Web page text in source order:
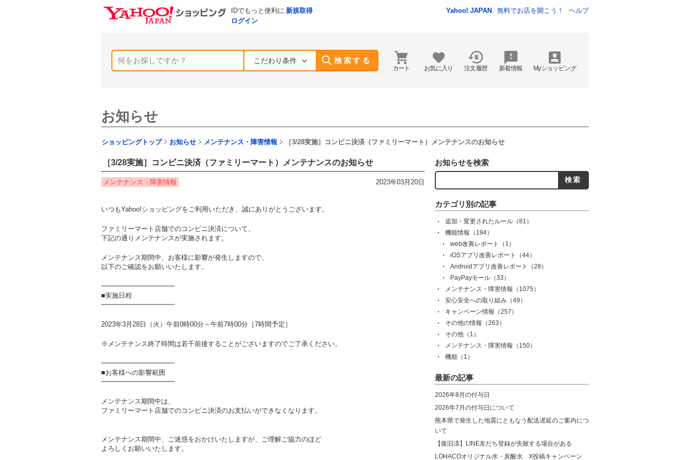
IDでもっと便利に 新規取得 Yahoo! JAPAN 無料でお店を開こう！
ヘルプ
ログイン
こだわり条件 検索する
カート お気に入り 注文履歴 新着情報 Myショッピング
お知らせ
ショッピングトップ お知らせ メンテナンス・障害情報 ［3/28実施］コンビニ決済（ファミリーマート）メンテナンスのお知らせ
［3/28実施］コンビニ決済（ファミリーマート）メンテナンスのお知らせ
メンテナンス・障害情報 2023年03月20日
いつもYahoo!ショッピングをご利用いただき、誠にありがとうございます。
ファミリーマート店舗でのコンビニ決済について、
下記の通りメンテナンスが実施されます。
メンテナンス期間中、お客様に影響が発生しますので、
以下のご確認をお願いいたします。
━━━━━━━━━━━
■実施日程
━━━━━━━━━━━
2023年3月28日（火）午前0時00分～午前7時00分［7時間予定］
※メンテナンス終了時間は若干前後することがございますのでご了承ください。
━━━━━━━━━━━
■お客様への影響範囲
━━━━━━━━━━━
メンテナンス期間中は、
ファミリーマート店舗でのコンビニ決済のお支払いができなくなります。
メンテナンス期間中、ご迷惑をおかけいたしますが、ご理解ご協力のほど
よろしくお願いいたします。
お知らせを検索
カテゴリ別の記事
追加・変更されたルール （81）
機能情報 （194）
web改善レポート
（1）
iOSアプリ改善レポート
（44）
Androidアプリ改善レポート
（28）
PayPayモール （33）
メンテナンス・障害情報 （1075）
安心安全への取り組み （49）
キャンペーン情報 （257）
その他の情報 （263）
その他 （1）
メンテナンス・障害情報 （150）
機能 （1）
最新の記事
2026年8月の付与日
2026年7月の付与日について
熊本県で発生した地震にともなう配送遅延のご案内につ
いて
【復旧済】LINE友だち登録が失敗する場合がある
LOHACOオリジナル水・炭酸水 X投稿キャンペーン